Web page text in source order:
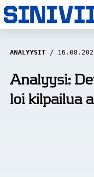
LUUVITONEN
HAASTATTELUT
NÄKÖKULMAT
ANALYYSIT
Analyysi:
loi kilpailua